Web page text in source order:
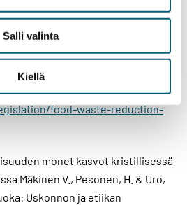
Salli valinta
Kiellä
targets.
food-safety/food-waste/eu-
food-waste-reduction-
monet kasvot kristillisessä
Mäkinen V., Pesonen, H. & Uro,
Uskonnon ja etiikan